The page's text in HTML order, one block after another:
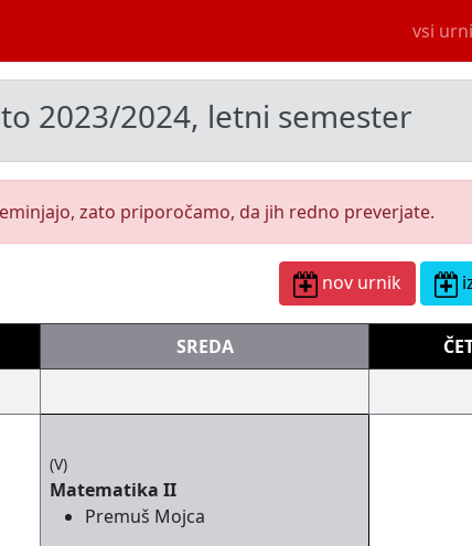
vsi
2023/2024, letni semester
zato priporočamo, da jih redno preverjate.
nov urnik
SREDA
(V)
Matematika II
Premuš Mojca